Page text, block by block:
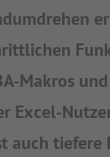
Makros
Excel-
tiefere